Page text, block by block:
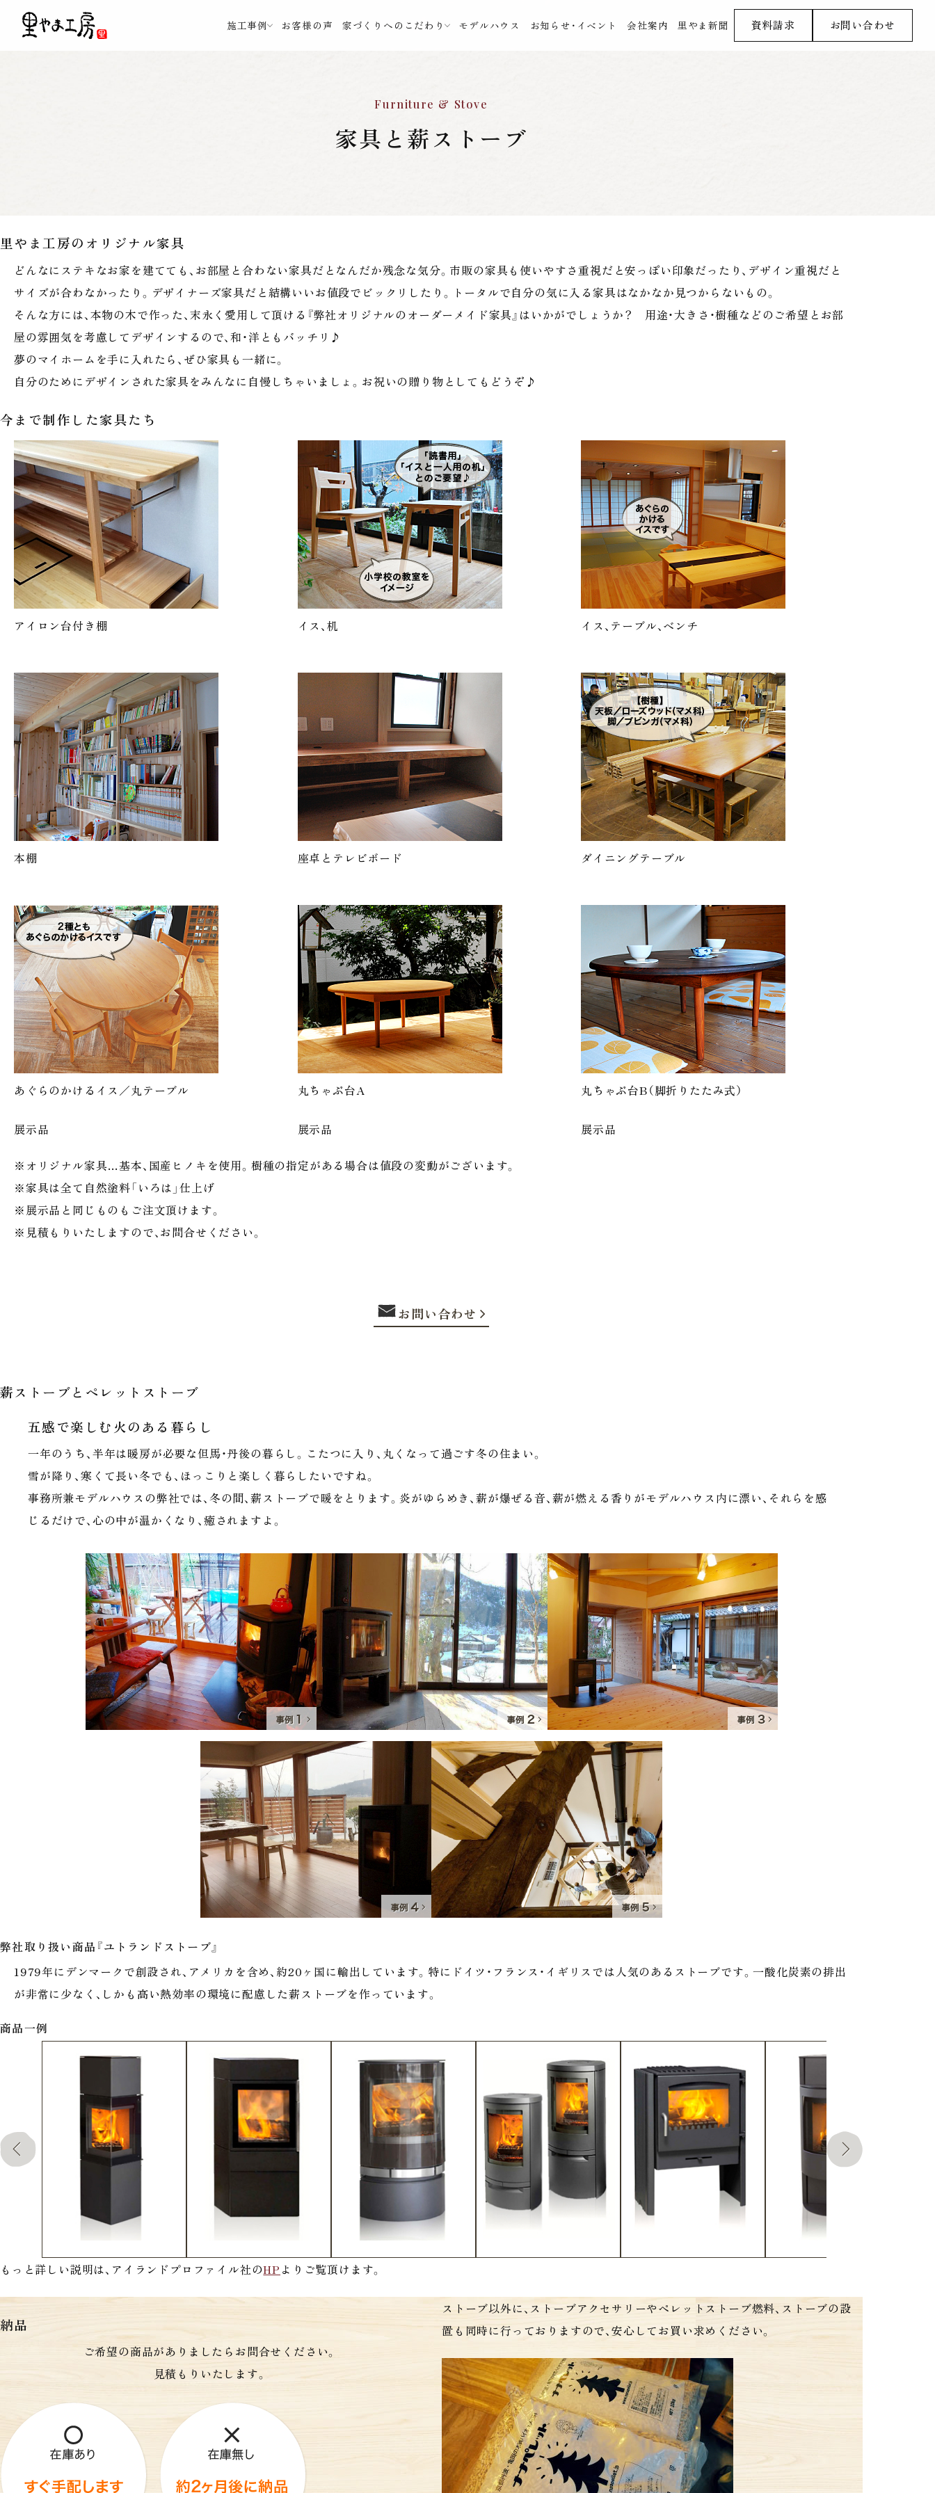
施工事例 お客様の声 家づくりへのこだわり モデルハウス お知らせ・イベント 会社案内 里やま新聞 資料請求 お問い合わせ
Furniture & Stove
家具と薪ストーブ
里やま工房のオリジナル家具
どんなにステキなお家を建てても、お部屋と合わない家具だとなんだか残念な気分。市販の家具も使いやすさ重視だと安っぽい印象だったり、デザイン重視だと
サイズが合わなかったり。デザイナーズ家具だと結構いいお値段でビックリしたり。トータルで自分の気に入る家具はなかなか見つからないもの。
そんな方には、本物の木で作った、末永く愛用して頂ける『弊社オリジナルのオーダーメイド家具』はいかがでしょうか？ 用途・大きさ・樹種などのご希望とお部
屋の雰囲気を考慮してデザインするので、和・洋ともバッチリ♪
夢のマイホームを手に入れたら、ぜひ家具も一緒に。
自分のためにデザインされた家具をみんなに自慢しちゃいましょ。お祝いの贈り物としてもどうぞ♪
今まで制作した家具たち
アイロン台付き棚 イス、机 イス、テーブル、ベンチ
本棚 座卓とテレビボード ダイニングテーブル
あぐらのかけるイス／丸テーブル
展示品
丸ちゃぶ台A
展示品
丸ちゃぶ台B（脚折りたたみ式）
展示品
※オリジナル家具…基本、国産ヒノキを使用。樹種の指定がある場合は値段の変動がございます。
※家具は全て自然塗料「いろは」仕上げ
※展示品と同じものもご注文頂けます。
※見積もりいたしますので、お問合せください。
お問い合わせ
薪ストーブとペレットストーブ
五感で楽しむ火のある暮らし
一年のうち、半年は暖房が必要な但馬・丹後の暮らし。こたつに入り、丸くなって過ごす冬の住まい。
雪が降り、寒くて長い冬でも、ほっこりと楽しく暮らしたいですね。
事務所兼モデルハウスの弊社では、冬の間、薪ストーブで暖をとります。炎がゆらめき、薪が爆ぜる音、薪が燃える香りがモデルハウス内に漂い、それらを感
じるだけで、心の中が温かくなり、癒されますよ。
弊社取り扱い商品『ユトランドストーブ』
1979年にデンマークで創設され、アメリカを含め、約20ヶ国に輸出しています。特にドイツ・フランス・イギリスでは人気のあるストーブです。一酸化炭素の排出
が非常に少なく、しかも高い熱効率の環境に配慮した薪ストーブを作っています。
商品一例
もっと詳しい説明は、アイランドプロファイル社のHP よりご覧頂けます。
納品
ご希望の商品がありましたらお問合せください。
見積もりいたします。
ストーブ以外に、ストーブアクセサリーやペレットストーブ燃料、ストーブの設
置も同時に行っておりますので、安心してお買い求めください。